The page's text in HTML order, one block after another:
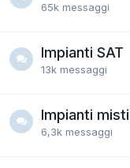
65k messaggi
Impianti SAT
13k messaggi
Impianti
6,3k messaggi